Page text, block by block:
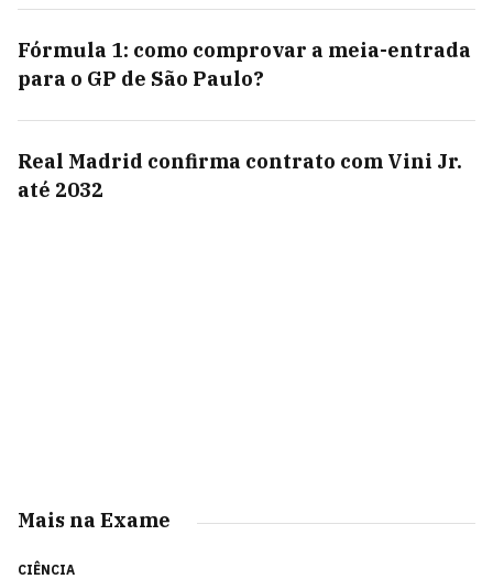
Fórmula 1: como comprovar a meia-entrada
para o GP de São Paulo?
Real Madrid confirma contrato com Vini Jr.
até 2032
Mais na Exame
CIÊNCIA